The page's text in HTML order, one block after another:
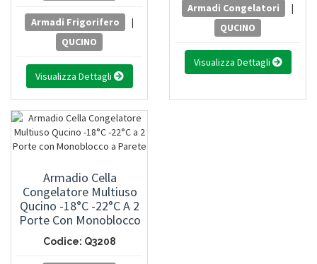
Armadi Frigorifero
|
QUCINO
Visualizza Dettagli
Armadi Congelatori
|
QUCINO
Visualizza Dettagli
Armadio Cella
Congelatore Multiuso
Qucino -18°C -22°C A 2
Porte Con Monoblocco
A Parete
Codice: Q3208